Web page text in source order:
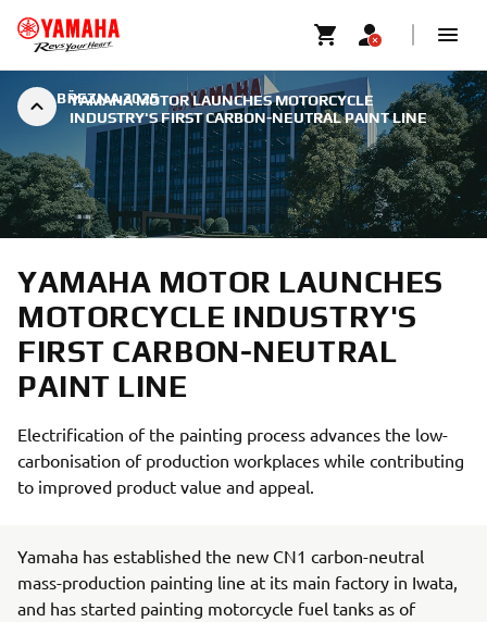
YAMAHA MOTOR LAUNCHES MOTORCYCLE
INDUSTRY'S FIRST CARBON-NEUTRAL PAINT LINE
2. BŘEZNA 2025
YAMAHA MOTOR LAUNCHES
MOTORCYCLE INDUSTRY'S
FIRST CARBON-NEUTRAL
PAINT LINE
Electrification of the painting process advances the low-
carbonisation of production workplaces while contributing
to improved product value and appeal.
Yamaha has established the new CN1 carbon-neutral
mass-production painting line at its main factory in Iwata,
and has started painting motorcycle fuel tanks as of